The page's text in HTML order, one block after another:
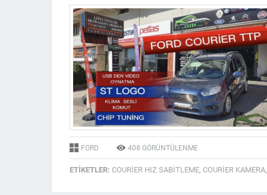
FORD 408 GÖRÜNTÜLENME
ETIKETLER: COURİER HIZ SABİTLEME, COURİER KAMERA,